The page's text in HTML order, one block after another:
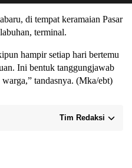
di tempat keramaian Pasar
terminal.
hampir setiap hari bertemu
Ini bentuk tanggungjawab
tandasnya. (Mka/ebt)
Tim Redaksi